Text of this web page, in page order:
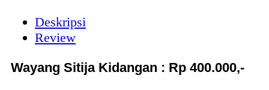
Deskripsi
Review
Wayang Sitija Kidangan : Rp 400.000,-